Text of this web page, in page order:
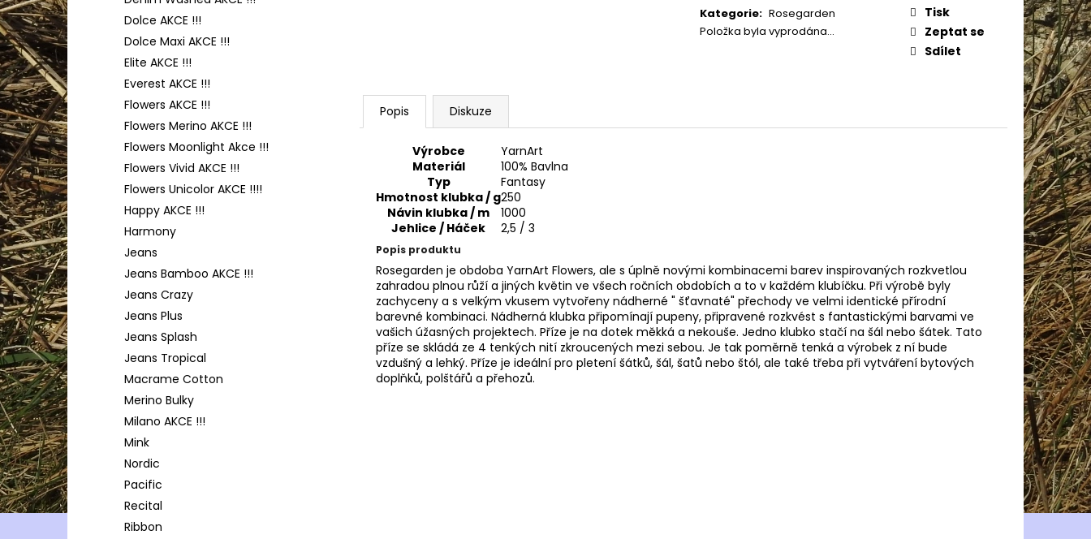
l
Dolce AKCE !!!
Dolce Maxi AKCE !!!
Elite AKCE !!!
Everest AKCE !!!
Flowers AKCE !!!
Flowers Merino AKCE !!!
Flowers Moonlight Akce !!!
Flowers Vivid AKCE !!!
Flowers Unicolor AKCE !!!!
Happy AKCE !!!
Harmony
Jeans
Jeans Bamboo AKCE !!!
Jeans Crazy
Jeans Plus
Jeans Splash
Jeans Tropical
Macrame Cotton
Merino Bulky
Milano AKCE !!!
Mink
Nordic
Pacific
Recital
Ribbon
cena:
Kategorie: Rosegarden
Položka byla vyprodána…
Tisk
Zeptat se
Sdílet
Popis Diskuze
Výrobce
YarnArt
Materiál
100% Bavlna
Typ
Fantasy
Hmotnost klubka / g250
Návin klubka / m
1000
Jehlice / Háček
2,5 / 3
Popis produktu
Rosegarden je obdoba YarnArt Flowers, ale s úplně novými kombinacemi barev inspirovaných rozkvetlou
zahradou plnou růží a jiných květin ve všech ročních obdobích a to v každém klubíčku. Při výrobě byly
zachyceny a s velkým vkusem vytvořeny nádherné " šťavnaté" přechody ve velmi identické přírodní
barevné kombinaci. Nádherná klubka připomínají pupeny, připravené rozkvést s fantastickými barvami ve
vašich úžasných projektech. Příze je na dotek měkká a nekouše. Jedno klubko stačí na šál nebo šátek. Tato
příze se skládá ze 4 tenkých nití zkroucených mezi sebou. Je tak poměrně tenká a výrobek z ní bude
vzdušný a lehký. Příze je ideální pro pletení šátků, šál, šatů nebo štól, ale také třeba při vytváření bytových
doplňků, polštářů a přehozů.
TULIP 4010
50 Kč